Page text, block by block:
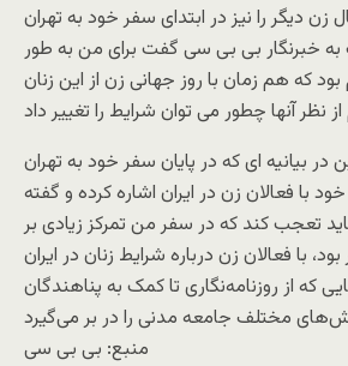
اشتون که ۵ فعال زن دیگر را نیز در ابتدای سفر خود به تهران
خبرنگار بی بی سی گفت برای من به طور
که هم زمان با روز جهانی زن از این زنان
بیانیه ای که در پایان سفر خود به تهران
با فعالان زن در ایران اشاره کرده و گفته
تعجب کند که در سفر من تمرکز زیادی بر
با فعالان زن درباره شرایط زنان در ایران
که از روزنامه‌نگاری تا کمک به پناهندگان
منبع: بی بی سی